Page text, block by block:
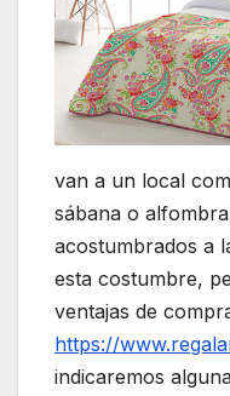
van a un local
sábana o
acostumbrados a
esta costumbre,
ventajas de
https://
indicaremos